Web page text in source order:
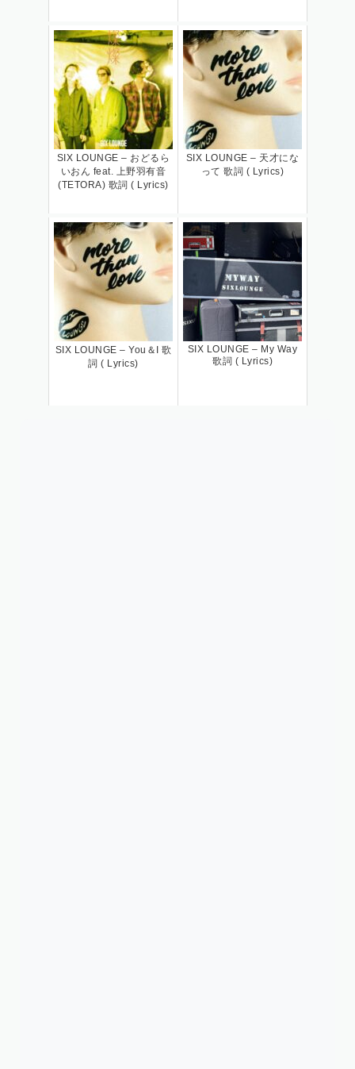
SIX LOUNGE – おどるら
いおん feat. 上野羽有音
(TETORA) 歌詞 ( Lyrics)
SIX LOUNGE – 天才にな
って 歌詞 ( Lyrics)
SIX LOUNGE – You＆I 歌
詞 ( Lyrics)
SIX LOUNGE – My Way
歌詞 ( Lyrics)